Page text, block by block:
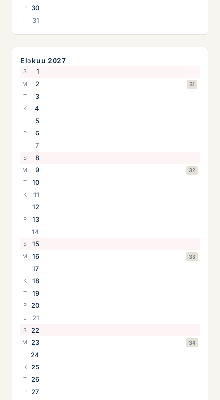
P 30
L 31
Elokuu 2027
S 1
M 2
31
T
3
K 4
T 5
P 6
L 7
S 8
M 9
32
T
10
K 11
T 12
P 13
L 14
S 15
M 16
33
T
17
K 18
T 19
P 20
L 21
S 22
M 23
34
T
24
K 25
T 26
P 27